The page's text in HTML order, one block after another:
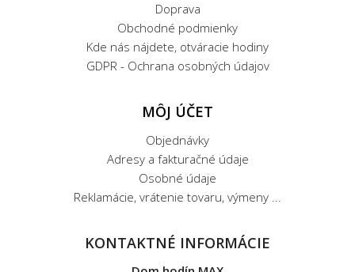
Doprava
Obchodné podmienky
Kde nás nájdete, otváracie hodiny
GDPR - Ochrana osobných údajov
MÔJ ÚČET
Objednávky
Adresy a fakturačné údaje
Osobné údaje
Reklamácie, vrátenie tovaru, výmeny ...
KONTAKTNÉ INFORMÁCIE